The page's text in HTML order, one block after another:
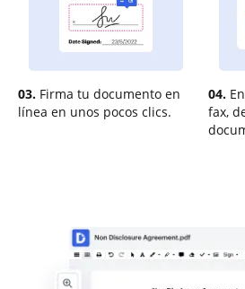
03. Firma tu documento en
línea en unos pocos clics.
04.
fax,